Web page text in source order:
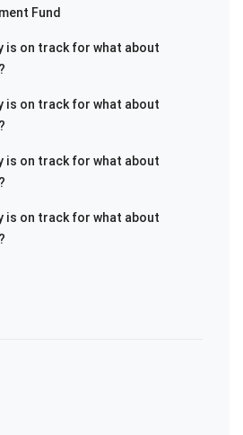
Fund
is on track for what about
is on track for what about
is on track for what about
is on track for what about